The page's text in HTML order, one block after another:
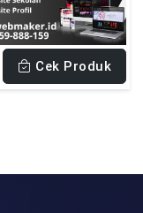
Cek Produk